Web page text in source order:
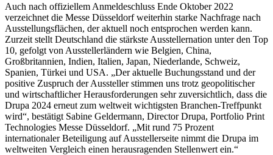
Auch nach offiziellem Anmeldeschluss Ende Oktober 2022
verzeichnet die Messe Düsseldorf weiterhin starke Nachfrage nach
Ausstellungsflächen, der aktuell noch entsprochen werden kann.
Zurzeit stellt Deutschland die stärkste Ausstellernation unter den Top
10, gefolgt von Ausstellerländern wie Belgien, China,
Großbritannien, Indien, Italien, Japan, Niederlande, Schweiz,
Spanien, Türkei und USA. „Der aktuelle Buchungsstand und der
positive Zuspruch der Aussteller stimmen uns trotz geopolitischer
und wirtschaftlicher Herausforderungen sehr zuversichtlich, dass die
Drupa 2024 erneut zum weltweit wichtigsten Branchen-Treffpunkt
wird“, bestätigt Sabine Geldermann, Director Drupa, Portfolio Print
Technologies Messe Düsseldorf. „Mit rund 75 Prozent
internationaler Beteiligung auf Ausstellerseite nimmt die Drupa im
weltweiten Vergleich einen herausragenden Stellenwert ein.“